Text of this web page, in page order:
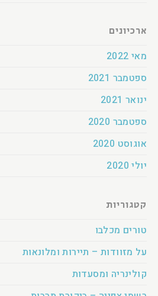
ארכיונים
מאי 2022
ספטמבר 2021
ינואר 2021
ספטמבר 2020
אוגוסט 2020
יולי 2020
קטגוריות
טורים מכלבו
על מזוודות – תיירות ומלונאות
קולינריה ומסעדות